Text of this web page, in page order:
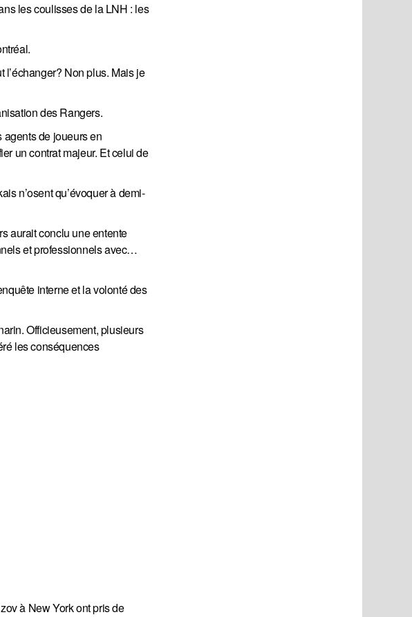
les coulisses de la LNH : les
l’échanger? Non plus. Mais je
des Rangers.
agents de joueurs en
un contrat majeur. Et celui de
n’osent qu’évoquer à demi-
aurait conclu une entente
et professionnels avec…
interne et la volonté des
Officieusement, plusieurs
les conséquences
à New York ont pris de